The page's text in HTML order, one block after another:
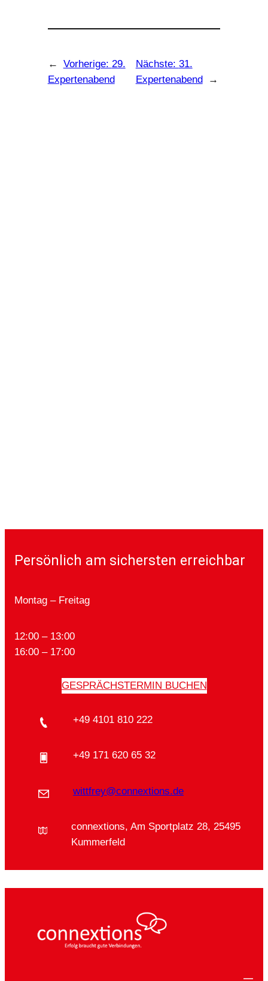
← Vorherige: 29.
Expertenabend
Nächste: 31.
Expertenabend
→
Persönlich am sichersten erreichbar
Montag – Freitag
12:00 – 13:00
16:00 – 17:00
GESPRÄCHSTERMIN BUCHEN
+49 4101 810 222
+49 171 620 65 32
wittfrey@connextions.de
connextions, Am Sportplatz 28, 25495
Kummerfeld